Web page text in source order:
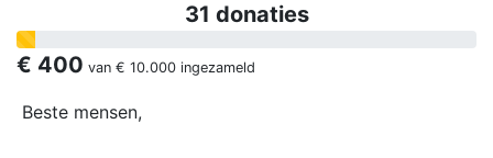
31 donaties
€ 400 van € 10.000 ingezameld
Beste mensen,